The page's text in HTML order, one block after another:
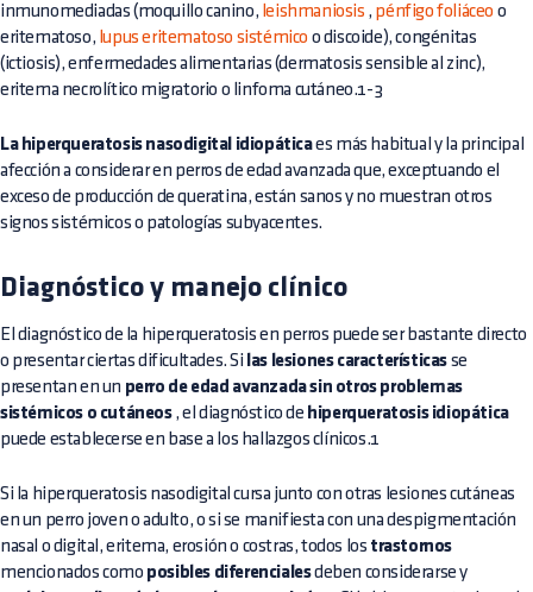
inmunomediadas (moquillo canino, leishmaniosis , pénfigo foliáceo o
eritematoso, lupus eritematoso sistémico o discoide), congénitas
(ictiosis), enfermedades alimentarias (dermatosis sensible al zinc),
eritema necrolítico migratorio o linfoma cutáneo.1-3
La hiperqueratosis nasodigital idiopáticaes más habitual y la principal
afección a considerar en perros de edad avanzada que, exceptuando el
exceso de producción de queratina, están sanos y no muestran otros
signos sistémicos o patologías subyacentes.
Diagnóstico y manejo clínico
El diagnóstico de la hiperqueratosis en perros puede ser bastante directo
o presentar ciertas dificultades. Si las lesiones características se
presentan en un perro de edad avanzada sin otros problemas
sistémicos o cutáneos, el diagnóstico de hiperqueratosis idiopática
puede establecerse en base a los hallazgos clínicos.1
Si la hiperqueratosis nasodigital cursa junto con otras lesiones cutáneas
en un perro joven o adulto, o si se manifiesta con una despigmentación
nasal o digital, eritema, erosión o costras, todos los trastornos
mencionados como posibles diferencialesdeben considerarse y